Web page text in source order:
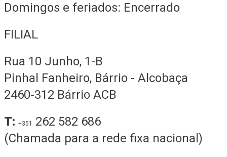
Domingos e feriados: Encerrado
FILIAL
Rua 10 Junho, 1-B
Pinhal Fanheiro, Bárrio - Alcobaça
2460-312 Bárrio ACB
T: +351
262 582 686
(Chamada para a rede fixa nacional)